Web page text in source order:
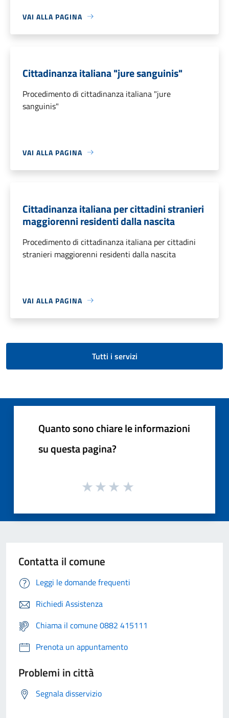
VAI ALLA PAGINA
Cittadinanza italiana "jure sanguinis"
Procedimento di cittadinanza italiana "jure
sanguinis"
VAI ALLA PAGINA
Cittadinanza italiana per cittadini stranieri
maggiorenni residenti dalla nascita
Procedimento di cittadinanza italiana per cittadini
stranieri maggiorenni residenti dalla nascita
VAI ALLA PAGINA
Tutti i servizi
Quanto sono chiare le informazioni
su questa pagina?
Contatta il comune
Leggi le domande frequenti
Richiedi Assistenza
Chiama il comune 0882 415111
Prenota un appuntamento
Problemi in città
Segnala disservizio